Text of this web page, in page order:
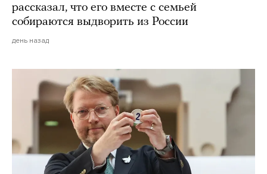
рассказал, что его вместе с семьей
собираются выдворить из России
день назад